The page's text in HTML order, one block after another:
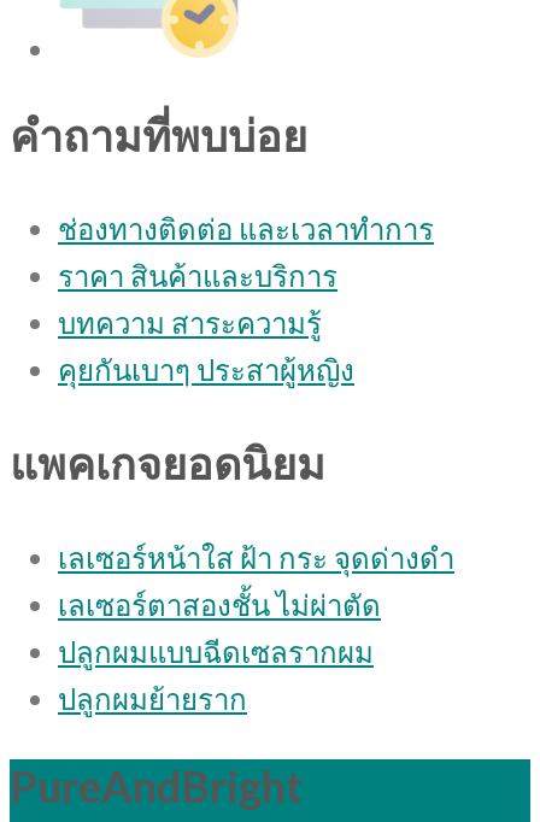
คำถามที่พบบ่อย
ช่องทางติดต่อ และเวลาทำการ
ราคา สินค้าและบริการ
บทความ สาระความรู้
คุยกันเบาๆ ประสาผู้หญิง
แพคเกจยอดนิยม
เลเซอร์หน้าใส ฝ้า กระ จุดด่างดํา
เลเซอร์ตาสองชั้น ไม่ผ่าตัด
ปลูกผมแบบฉีดเซลรากผม
ปลูกผมย้ายราก
PureAndBright